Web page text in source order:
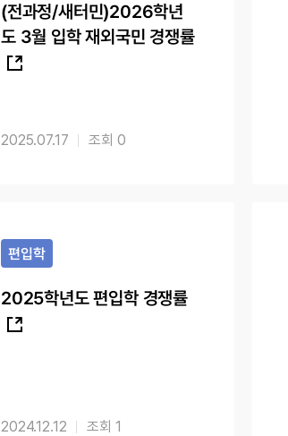
(전과정/새터민)2026학년
도 3월 입학 재외국민 경쟁률
2025.07.17 0
편입학
2025학년도 편입학 경쟁률
2024.12.12 1